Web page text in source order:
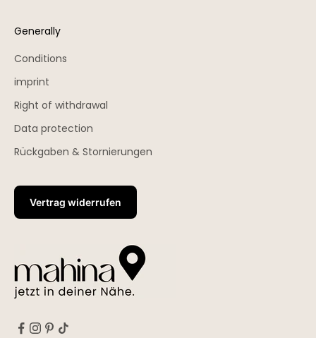
Generally
Conditions
imprint
Right of withdrawal
Data protection
Rückgaben & Stornierungen
Vertrag widerrufen